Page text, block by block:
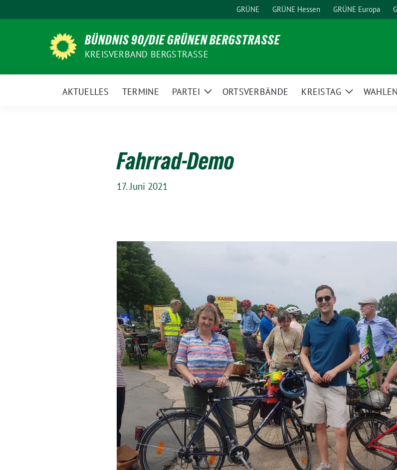
zum
GRÜNE GRÜNE Hessen GRÜNE Europa
BÜNDNIS 90/DIE GRÜNEN BERGSTRASSE
KREISVERBAND BERGSTRASSE
AKTUELLES TERMINE PARTEI
ZeigeORTSVERBÄNDE KREISTAG
ZeigeWAHLEN
Fahrrad-Demo
17. Juni 2021